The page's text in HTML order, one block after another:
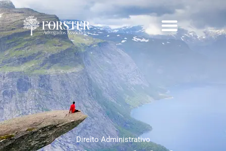
Direito Administrativo